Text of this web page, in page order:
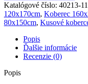
Katalógové číslo: 40213-
120x170cm, Koberec
80x150cm, Kusové
Popis
Ďalšie informácie
Recenzie (0)
Popis